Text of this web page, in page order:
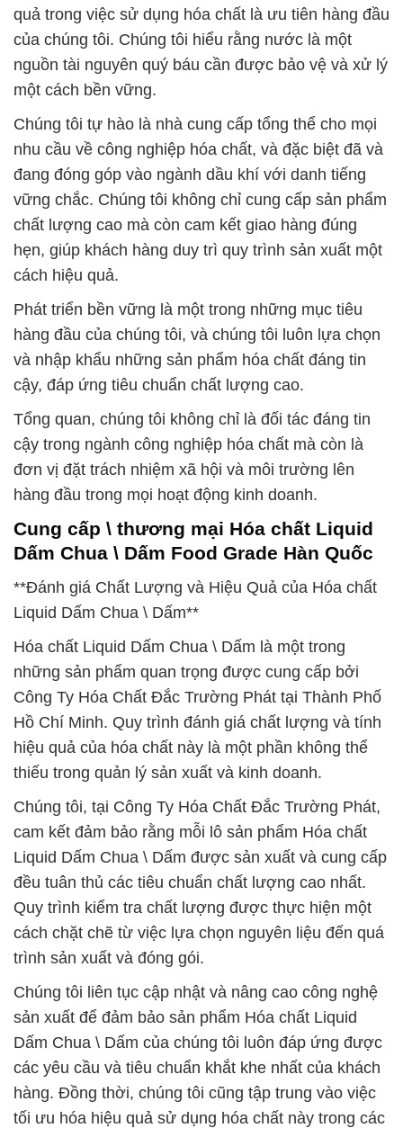
quả trong việc sử dụng hóa chất là ưu tiên hàng đầu
của chúng tôi. Chúng tôi hiểu rằng nước là một
nguồn tài nguyên quý báu cần được bảo vệ và xử lý
một cách bền vững.
Chúng tôi tự hào là nhà cung cấp tổng thể cho mọi
nhu cầu về công nghiệp hóa chất, và đặc biệt đã và
đang đóng góp vào ngành dầu khí với danh tiếng
vững chắc. Chúng tôi không chỉ cung cấp sản phẩm
chất lượng cao mà còn cam kết giao hàng đúng
hẹn, giúp khách hàng duy trì quy trình sản xuất một
cách hiệu quả.
Phát triển bền vững là một trong những mục tiêu
hàng đầu của chúng tôi, và chúng tôi luôn lựa chọn
và nhập khẩu những sản phẩm hóa chất đáng tin
cậy, đáp ứng tiêu chuẩn chất lượng cao.
Tổng quan, chúng tôi không chỉ là đối tác đáng tin
cậy trong ngành công nghiệp hóa chất mà còn là
đơn vị đặt trách nhiệm xã hội và môi trường lên
hàng đầu trong mọi hoạt động kinh doanh.
Cung cấp \ thương mại Hóa chất Liquid
Dấm Chua \ Dấm Food Grade Hàn Quốc
**Đánh giá Chất Lượng và Hiệu Quả của Hóa chất
Liquid Dấm Chua \ Dấm**
Hóa chất Liquid Dấm Chua \ Dấm là một trong
những sản phẩm quan trọng được cung cấp bởi
Công Ty Hóa Chất Đắc Trường Phát tại Thành Phố
Hồ Chí Minh. Quy trình đánh giá chất lượng và tính
hiệu quả của hóa chất này là một phần không thể
thiếu trong quản lý sản xuất và kinh doanh.
Chúng tôi, tại Công Ty Hóa Chất Đắc Trường Phát,
cam kết đảm bảo rằng mỗi lô sản phẩm Hóa chất
Liquid Dấm Chua \ Dấm được sản xuất và cung cấp
đều tuân thủ các tiêu chuẩn chất lượng cao nhất.
Quy trình kiểm tra chất lượng được thực hiện một
cách chặt chẽ từ việc lựa chọn nguyên liệu đến quá
trình sản xuất và đóng gói.
Chúng tôi liên tục cập nhật và nâng cao công nghệ
sản xuất để đảm bảo sản phẩm Hóa chất Liquid
Dấm Chua \ Dấm của chúng tôi luôn đáp ứng được
các yêu cầu và tiêu chuẩn khắt khe nhất của khách
hàng. Đồng thời, chúng tôi cũng tập trung vào việc
tối ưu hóa hiệu quả sử dụng hóa chất này trong các